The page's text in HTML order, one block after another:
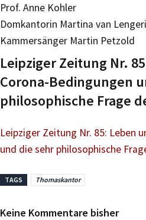
Prof. Anne Kohler
Domkantorin Martina van
Kammersänger Martin Petzold
Leipziger Zeitung Nr.
Corona-Bedingungen
philosophische Frage
Leipziger Zeitung Nr. 85: Leben
und die sehr philosophische
TAGS Thomaskantor
Keine Kommentare bisher